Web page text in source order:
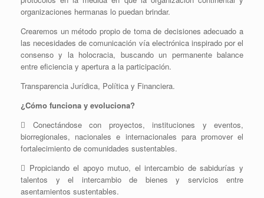
organizaciones hermanas lo puedan brindar.
Crearemos un método propio de toma de decisiones adecuado a
las necesidades de comunicación vía electrónica inspirado por el
consenso y la holocracia, buscando un permanente balance
entre eficiencia y apertura a la participación.
Transparencia Jurídica, Política y Financiera.
¿Cómo funciona y evoluciona?
 Conectándose con proyectos, instituciones y eventos,
biorregionales, nacionales e internacionales para promover el
fortalecimiento de comunidades sustentables.
 Propiciando el apoyo mutuo, el intercambio de sabidurías y
talentos y el intercambio de bienes y servicios entre
asentamientos sustentables.